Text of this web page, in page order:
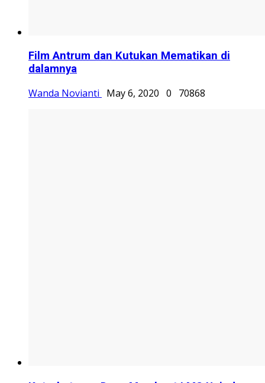
Film Antrum dan Kutukan Mematikan di
dalamnya
Wanda Novianti
May 6, 2020 0 70868